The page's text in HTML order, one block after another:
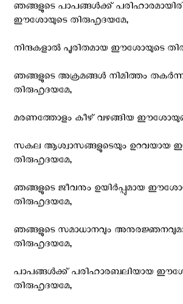
ഞങ്ങളുടെ പാപങ്ങള്‍ക്ക്
ഈശോയുടെ തിരുഹൃദയമേ,
നിന്ദകളാല്‍ പൂരിതമായ ഈശോയുടെ
ഞങ്ങളുടെ അക്രമങ്ങള്‍ നിമിത്തം
തിരുഹൃദയമേ,
മരണത്തോളം കീഴ് വഴങ്ങിയ
സകല ആശ്വാസങ്ങളുടെയും ഉറവയായ
തിരുഹൃദയമേ,
ഞങ്ങളുടെ ജീവനും ഉയിര്‍പ്പുമായ
തിരുഹൃദയമേ,
ഞങ്ങളുടെ സമാധാനവും
തിരുഹൃദയമേ,
പാപങ്ങള്‍ക്ക് പരിഹാരബലിയായ
തിരുഹൃദയമേ,